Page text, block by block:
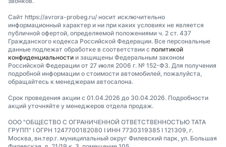
Сайт https://avrora-probeg.ru/ носит исключительно
информационный характер и ни при каких условиях не является
публичной офертой, определяемой положениями ч. 2 ст. 437
Гражданского кодекса Российской Федерации. Все персональные
данные подлежат обработке в соответствии с политикой
конфиденциальности и защищены Федеральным законом
Российской Федерации от 27 июля 2006 г. № 152-ФЗ. Для получения
подробной информации о стоимости автомобилей, пожалуйста,
обращайтесь к менеджерам автосалона.
Срок проведения акции с 01.04.2026 до 30.04.2026. Подробности
акций уточняйте у менеджеров отдела продаж.
ООО "ОБЩЕСТВО С ОГРАНИЧЕННОЙ ОТВЕТСТВЕННОСТЬЮ ТАТА
ГРУПП" I ОГРН 1247700182080 I ИНН 7730319385 I 121309, г.
Москва, вн.тер.г. муниципальный округ Филевский парк, ул. Большая